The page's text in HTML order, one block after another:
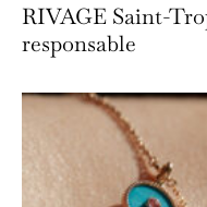
RIVAGE Saint-
responsable